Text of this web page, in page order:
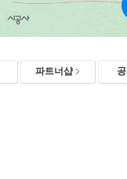
파트너샵